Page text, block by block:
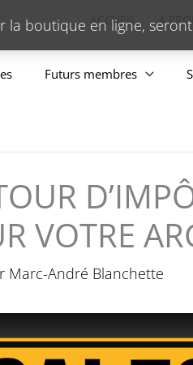
la boutique en ligne,
ACCUEIL À
Futurs membres
VOTRE
Marc-André Blanchette